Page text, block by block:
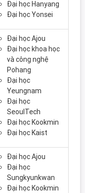
Đại học Hanyang
Đại học Yonsei
Đại học Ajou
Đại học khoa học
và công nghệ
Pohang
Đại học
Yeungnam
Đại học
SeoulTech
Đại học Kookmin
Đại học Kaist
Đại học Ajou
Đại học
Sungkyunkwan
Đại học Kookmin